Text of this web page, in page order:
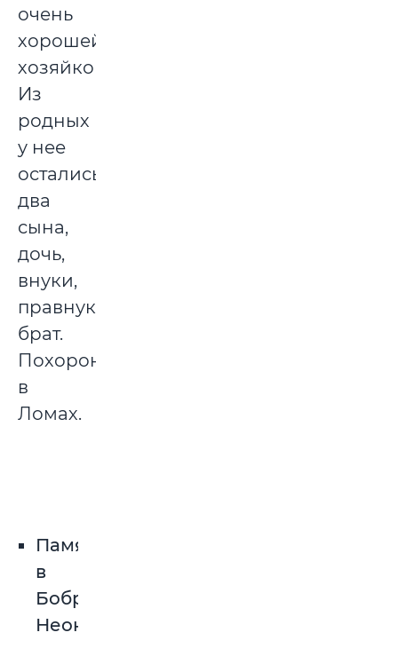
очень
хорошей
хозяйкой.
Из
родных
у нее
остались
два
сына,
дочь,
внуки,
правнуки,
брат.
Похоронена
в
Ломах.
Памятники
в
Бобруйске:
НеонГранит